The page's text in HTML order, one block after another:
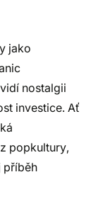
jako
nostalgii
investice. Ať
popkultury,
příběh